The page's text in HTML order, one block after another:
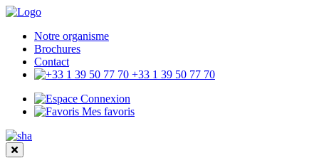
Notre organisme
Brochures
Contact
+33 1 39 50 77 70
Connexion
Mes favoris